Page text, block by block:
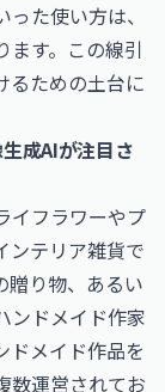
た使い方は、
ます。この線引
るための土台に
成AIが注目さ
イフラワーやプ
ンテリア雑貨で
贈り物、あるい
ンドメイド作家
ドメイド作品を
数運営されてお